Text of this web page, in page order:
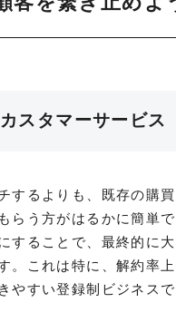
スタマーサービス
するよりも、既存の購
らう方がはるかに簡単
することで、最終的に
。これは特に、解約率
やすい登録制ビジネス